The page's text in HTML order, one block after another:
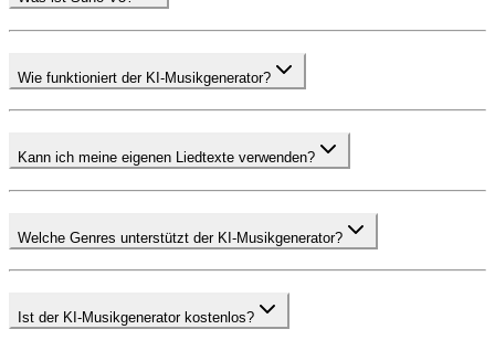
Wie funktioniert der KI-Musikgenerator?
Kann ich meine eigenen Liedtexte verwenden?
Welche Genres unterstützt der KI-Musikgenerator?
Ist der KI-Musikgenerator kostenlos?